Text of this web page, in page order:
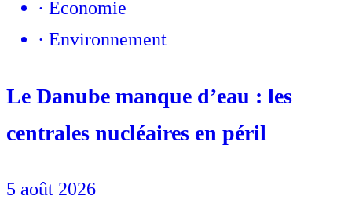
· Economie
· Environnement
Le Danube manque d’eau : les
centrales nucléaires en péril
5 août 2026